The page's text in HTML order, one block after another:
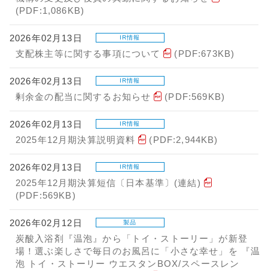
(PDF:1,086KB)
2026年02月13日 IR情報
支配株主等に関する事項について (PDF:673KB)
2026年02月13日 IR情報
剰余金の配当に関するお知らせ (PDF:569KB)
2026年02月13日 IR情報
2025年12月期決算説明資料 (PDF:2,944KB)
2026年02月13日 IR情報
2025年12月期決算短信〔日本基準〕(連結)
(PDF:569KB)
2026年02月12日 製品
炭酸入浴剤『温泡』から「トイ・ストーリー」が新登
場！選ぶ楽しさで毎日のお風呂に「小さな幸せ」を 『温
泡 トイ・ストーリー ウエスタンBOX/スペースレン